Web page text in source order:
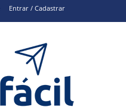
Entrar / Cadastrar